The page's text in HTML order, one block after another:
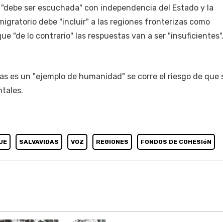
ser escuchada" con independencia del Estado y la
debe "incluir" a las regiones fronterizas como
"de lo contrario" las respuestas van a ser "insuficientes".
es un "ejemplo de humanidad" se corre el riesgo de que
SALVAVIDAS VOZ REGIONES FONDOS DE COHESIóN